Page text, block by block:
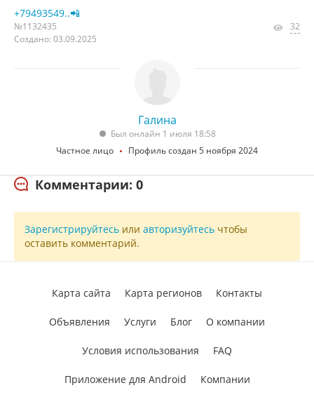
+79493549..📲
№1132435
Создано: 03.09.2025
32
Галина
Был онлайн 1 июля 18:58
Частное лицо
Профиль создан 5 ноября 2024
Комментарии: 0
Зарегистрируйтесь или авторизуйтесь чтобы
оставить комментарий.
Карта сайта Карта регионов Контакты
Объявления Услуги Блог О компании
Условия использования FAQ
Приложение для Android Компании